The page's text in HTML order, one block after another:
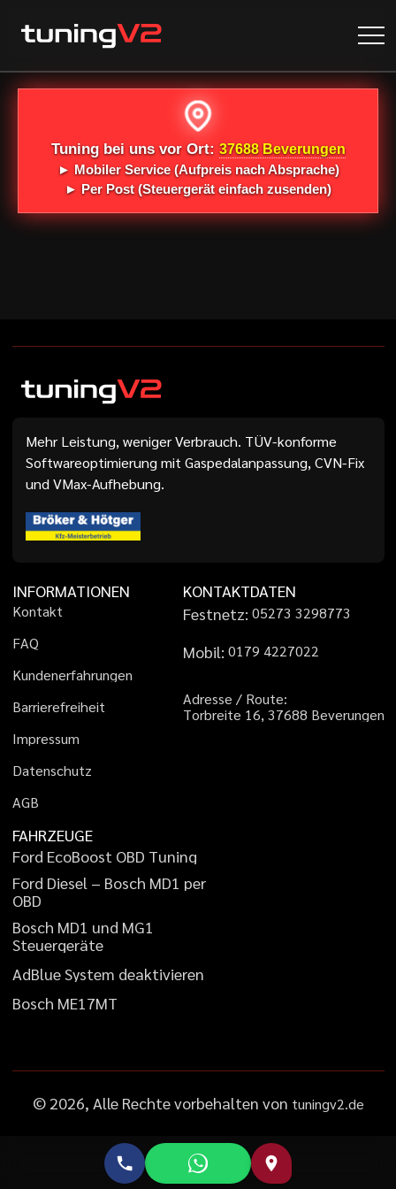
Tuning bei uns vor Ort: 37688 Beverungen
► Mobiler Service(Aufpreis nach Absprache)
►Per Post(Steuergerät einfach zusenden)
Mehr Leistung, weniger Verbrauch. TÜV-konforme
Softwareoptimierung mit Gaspedalanpassung, CVN-Fix
und VMax-Aufhebung.
INFORMATIONEN
Kontakt
FAQ
Kundenerfahrungen
Barrierefreiheit
Impressum
Datenschutz
AGB
KONTAKTDATEN
Festnetz: 05273 3298773
Mobil: 01 79 4227022
Adresse / Route:
Torbreite 16, 37688 Beverungen
FAHRZEUGE
Ford EcoBoost OBD Tuning
Ford Diesel – Bosch MD1 per
OBD
Bosch MD1 und MG1
Steuergeräte
AdBlueSystem deaktivieren
Bosch ME17MT
© 2026, Alle Rechte vorbehalten von tuningv2.de